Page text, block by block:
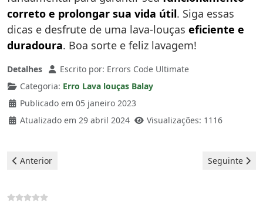
correto e prolongar sua vida útil. Siga essas
dicas e desfrute de uma lava-louças eficiente e
duradoura. Boa sorte e feliz lavagem!
Detalhes Escrito por: Errors Code Ultimate
Categoria: Erro Lava louças Balay
Publicado em 05 janeiro 2023
Atualizado em 29 abril 2024
Visualizações: 1116
Artigo anterior: Balay Lavar louça - erro e22
Anterior Artigo
Seguinte